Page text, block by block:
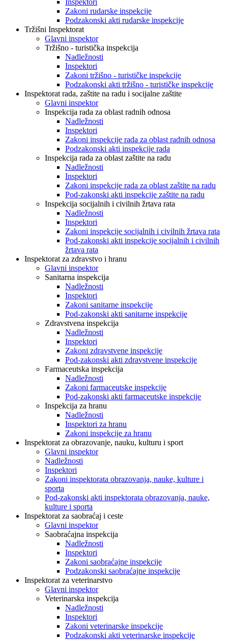
Inspektori
Zakoni rudarske inspekcije
Podzakonski akti rudarske inspekcije
Tržišni Inspektorat
Glavni inspektor
Tržišno - turistička inspekcija
Nadležnosti
Inspektori
Zakoni tržišno - turističke inspekcije
Podzakonski akti tržišno - turističke inspekcije
Inspektorat rada, zaštite na radu i socijalne zaštite
Glavni inspektor
Inspekcija rada za oblast radnih odnosa
Nadležnosti
Inspektori
Zakoni inspekcije rada za oblast radnih odnosa
Podzakonski akti inspekcije rada
Inspekcija rada za oblast zaštite na radu
Nadležnosti
Inspektori
Zakoni inspekcije rada za oblast zaštite na radu
Pod-zakonski akti inspekcije zaštite na radu
Inspekcija socijalnih i civilnih žrtava rata
Nadležnosti
Inspektori
Zakoni inspekcije socijalnih i civilnih žrtava rata
Pod-zakonski akti inspekcije socijalnih i civilnih
žrtava rata
Inspektorat za zdravstvo i hranu
Glavni inspektor
Sanitarna inspekcija
Nadležnosti
Inspektori
Zakoni sanitarne inspekcije
Pod-zakonski akti sanitarne inspekcije
Zdravstvena inspekcija
Nadležnosti
Inspektori
Zakoni zdravstvene inspekcije
Pod-zakonski akti zdravstvene inspekcije
Farmaceutska inspekcija
Nadležnosti
Zakoni farmaceutske inspekcije
Pod-zakonski akti farmaceutske inspekcije
Inspekcija za hranu
Nadležnosti
Inspektori za hranu
Zakoni inspekcije za hranu
Inspektorat za obrazovanje, nauku, kulturu i sport
Glavni inspektor
Nadležnosti
Inspektori
Zakoni inspektorata obrazovanja, nauke, kulture i
sporta
Pod-zakonski akti inspektorata obrazovanja, nauke,
kulture i sporta
Inspektorat za saobraćaj i ceste
Glavni inspektor
Saobraćajna inspekcija
Nadležnosti
Inspektori
Zakoni saobraćajne inspekcije
Podzakonski saobraćajne inspekcije
Inspektorat za veterinarstvo
Glavni inspektor
Veterinarska inspekcija
Nadležnosti
Inspektori
Zakoni veterinarske inspekcije
Podzakonski akti veterinarske inspekcije